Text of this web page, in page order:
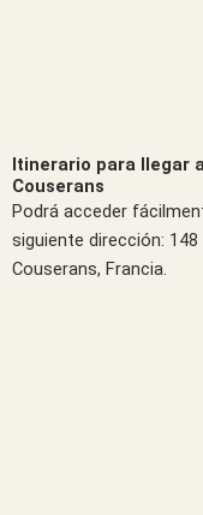
Itinerario para llegar
Couserans
Podrá acceder
siguiente dirección:
Couserans, Francia.